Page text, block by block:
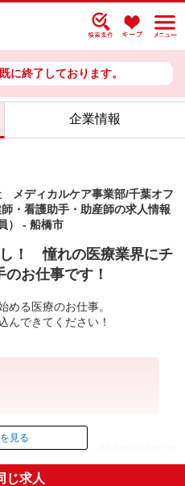
に終了しております。
企業情報
メディカルケア事業部/千葉オフ
・看護助手・助産師の求人情報
） - 船橋市
！ 憧れの医療業界にチ
お仕事です！
める医療のお仕事。
んできてください！
ID：AE0626580232
見る
じ求人